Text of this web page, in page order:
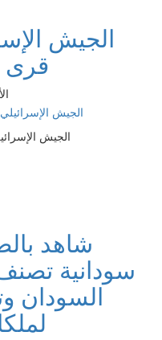
قرى
الأحد
الجيش الإسرائيلي يُنذر
شاهد
سودانية
السودان